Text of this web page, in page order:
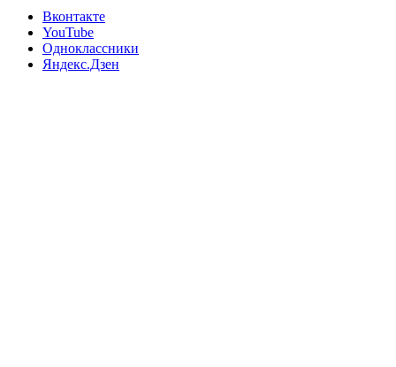
Вконтакте
YouTube
Одноклассники
Яндекс.Дзен